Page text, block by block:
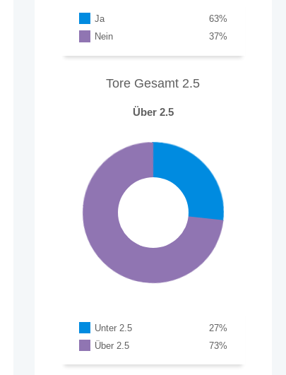
Ja %
63
Nein
%
37
Tore Gesamt 2.5
Über 2.5
Unter 2.5 %
27
Über 2.5
%
73